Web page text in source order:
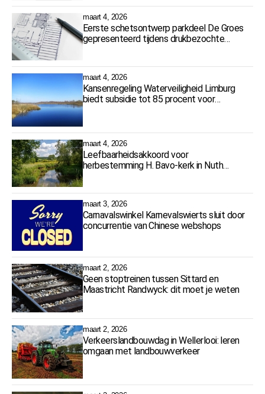
maart 4, 2026
Eerste schetsontwerp parkdeel De Groes
gepresenteerd tijdens drukbezochte
maart 4, 2026
Kansenregeling Waterveiligheid Limburg
biedt subsidie tot 85 procent voor
maart 4, 2026
Leefbaarheidsakkoord voor
herbestemming H. Bavo-kerk in Nuth
maart 3, 2026
Carnavalswinkel Karnevalswierts sluit door
concurrentie van Chinese webshops
maart 2, 2026
Geen stoptreinen tussen Sittard en
Maastricht Randwyck: dit moet je weten
maart 2, 2026
Verkeerslandbouwdag in Wellerlooi: leren
omgaan met landbouwverkeer